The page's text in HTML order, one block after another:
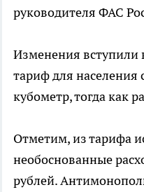
руководителя ФАС
Изменения вступили
тариф для населения
кубометр, тогда как
Отметим, из тарифа
необоснованные
рублей.